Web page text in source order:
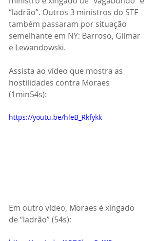
“ladrão”. Outros 3 ministros do STF
também passaram por situação
semelhante em NY: Barroso, Gilmar
e Lewandowski.
Assista ao vídeo que mostra as
hostilidades contra Moraes
(1min54s):
https://youtu.be/hleB_Rkfykk
Em outro vídeo, Moraes é xingado
de “ladrão” (54s):